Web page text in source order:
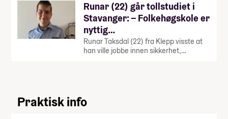
Runar (22) går tollstudiet i
Stavanger: – Folkehøgskole er
nyttig…
Runar Taksdal (22) fra Klepp visste at
han ville jobbe innen sikkerhet,…
Praktisk info